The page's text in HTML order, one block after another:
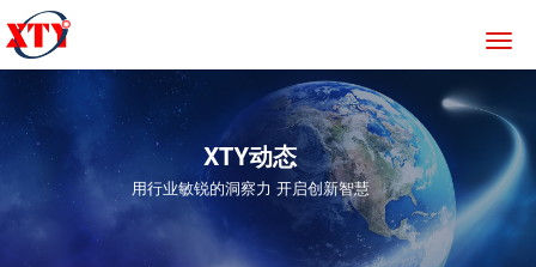
切
换
航
XTY动态
用行业敏锐的洞察力 开启创新智慧